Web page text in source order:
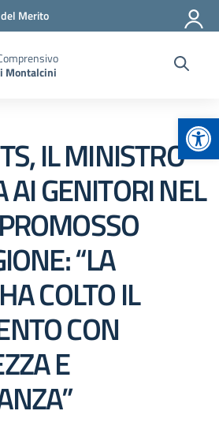
Merito
Montalcini
IL MINISTRO
AI GENITORI NEL
“LA
COLTO IL
CON
E